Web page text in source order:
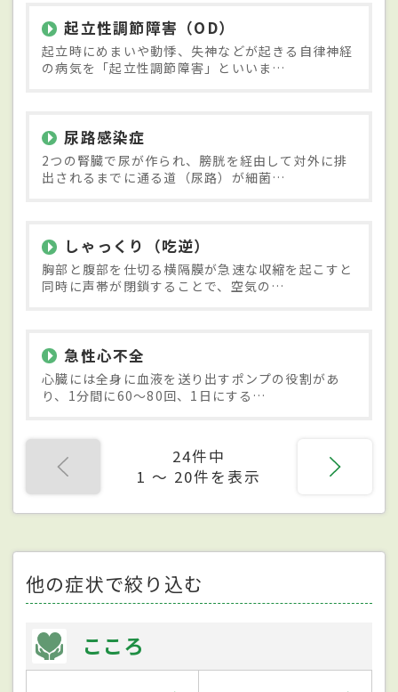
起立性調節障害（OD）
起立時にめまいや動悸、失神などが起きる自律神経
の病気を「起立性調節障害」といいま…
尿路感染症
2つの腎臓で尿が作られ、膀胱を経由して対外に排
出されるまでに通る道（尿路）が細菌…
しゃっくり（吃逆）
胸部と腹部を仕切る横隔膜が急速な収縮を起こすと
同時に声帯が閉鎖することで、空気の…
急性心不全
心臓には全身に血液を送り出すポンプの役割があ
り、1分間に60～80回、1日にする…
24件中
1 〜 20件を表示
他の症状で絞り込む
こころ